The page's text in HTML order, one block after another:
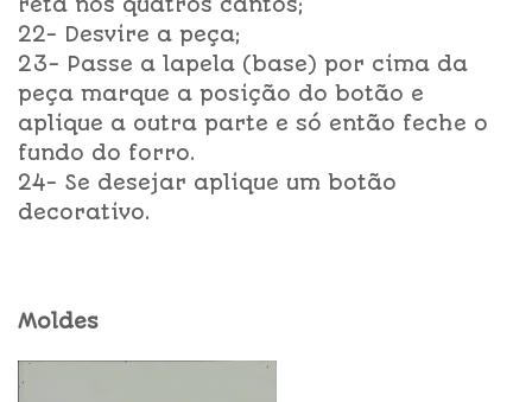
reta nos quatros cantos;
22- Desvire a peça;
23- Passe a lapela (base) por cima da
peça marque a posição do botão e
aplique a outra parte e só então feche o
fundo do forro.
24- Se desejar aplique um botão
decorativo.
Moldes